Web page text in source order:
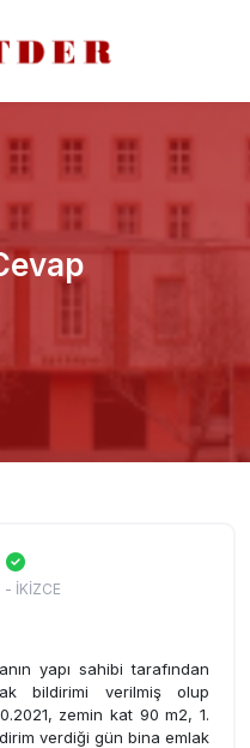
- İKİZCE
yapı sahibi tarafından
bildirimi verilmiş olup
zemin kat 90 m2, 1.
verdiği gün bina emlak